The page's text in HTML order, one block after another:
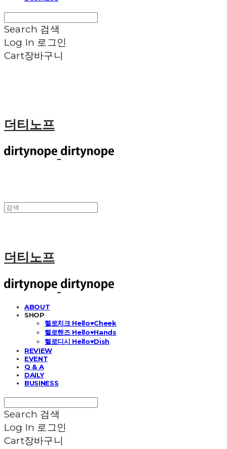
Search 검색
Log In 로그인
Cart장바구니
더티노프
더티노프
ABOUT
SHOP
헬로치크 Hello♥Cheek
헬로핸즈 Hello♥Hands
헬로디시 Hello♥Dish
REVIEW
EVENT
Q & A
DAILY
BUSINESS
Search 검색
Log In 로그인
Cart장바구니